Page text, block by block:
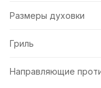
Размеры духовки
Гриль
Направляющие